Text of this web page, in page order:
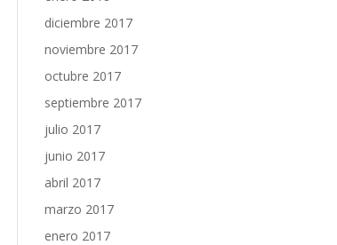
diciembre 2017
noviembre 2017
octubre 2017
septiembre 2017
julio 2017
junio 2017
abril 2017
marzo 2017
enero 2017